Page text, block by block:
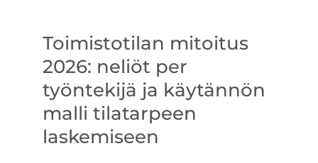
Toimistotilan mitoitus
2026: neliöt per
työntekijä ja käytännön
malli tilatarpeen
laskemiseen